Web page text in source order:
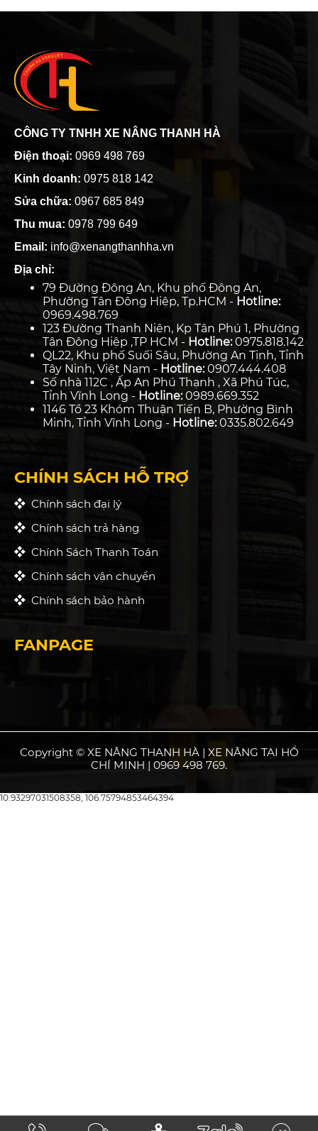
CÔNG TY TNHH XE NÂNG THANH HÀ
Điện thoại: 0969 498 769
Kinh doanh: 0975 818 142
Sửa chữa: 0967 685 849
Thu mua: 0978 799 649
Email: info@xenangthanhha.vn
Địa chỉ:
79 Đường Đông An, Khu phố Đông An,
Phường Tân Đông Hiệp, Tp.HCM - Hotline:
0969.498.769
123 Đường Thanh Niên, Kp Tân Phú 1, Phường
Tân Đông Hiệp ,TP HCM - Hotline:0975.818.142
QL22, Khu phố Suối Sâu, Phường An Tịnh, Tỉnh
Tây Ninh, Việt Nam - Hotline:0907.444.408
Số nhà 112C , Ấp An Phú Thạnh , Xã Phú Túc,
Tỉnh Vĩnh Long - Hotline:0989.669.352
1146 Tổ 23 Khóm Thuận Tiến B, Phường Bình
Minh, Tỉnh Vĩnh Long - Hotline:0335.802.649
CHÍNH SÁCH HỖ TRỢ
Chính sách đại lý
Chính sách trả hàng
Chính Sách Thanh Toán
Chính sách vận chuyển
Chính sách bảo hành
FANPAGE
Copyright © XE NÂNG THANH HÀ | XE NÂNG TẠI HỒ
CHÍ MINH | 0969 498 769.
10.93297031508358, 106.75794853464394